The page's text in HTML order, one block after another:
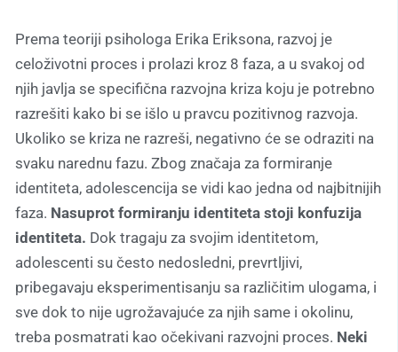
Prema teoriji psihologa Erika Eriksona, razvoj je
celoživotni proces i prolazi kroz 8 faza, a u svakoj od
njih javlja se specifična razvojna kriza koju je potrebno
razrešiti kako bi se išlo u pravcu pozitivnog razvoja.
Ukoliko se kriza ne razreši, negativno će se odraziti na
svaku narednu fazu. Zbog značaja za formiranje
identiteta, adolescencija se vidi kao jedna od najbitnijih
faza. Nasuprot formiranju identiteta stoji konfuzija
identiteta. Dok tragaju za svojim identitetom,
adolescenti su često nedosledni, prevrtljivi,
pribegavaju eksperimentisanju sa različitim ulogama, i
sve dok to nije ugrožavajuće za njih same i okolinu,
treba posmatrati kao očekivani razvojni proces. Neki